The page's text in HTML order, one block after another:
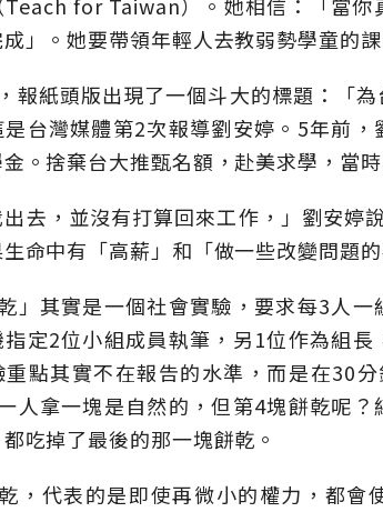
」。她要帶領年輕人去教弱勢學童的
報紙頭版出現了一個斗大的標題：「
台灣媒體第2次報導劉安婷。5年前
。捨棄台大推甄名額，赴美求學，當
出去，並沒有打算回來工作，」劉安
命中有「高薪」和「做一些改變問題
乾」其實是一個社會實驗，要求每3人
指定2位小組成員執筆，另1位作為組
點其實不在報告的水準，而是在30
人拿一塊是自然的，但第4塊餅乾呢
吃掉了最後的那一塊餅乾。
，代表的是即使再微小的權力，都會